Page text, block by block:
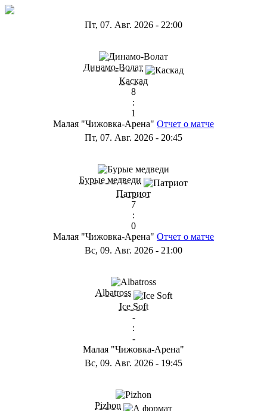
Пт, 07. Авг. 2026 - 22:00
Динамо-Волат
Каскад
8
:
1
Малая "Чижовка-Арена" Отчет о матче
Пт, 07. Авг. 2026 - 20:45
Бурые медведи
Патриот
7
:
0
Малая "Чижовка-Арена" Отчет о матче
Вс, 09. Авг. 2026 - 21:00
Albatross
Ice Soft
-
:
-
Малая "Чижовка-Арена"
Вс, 09. Авг. 2026 - 19:45
Pizhon